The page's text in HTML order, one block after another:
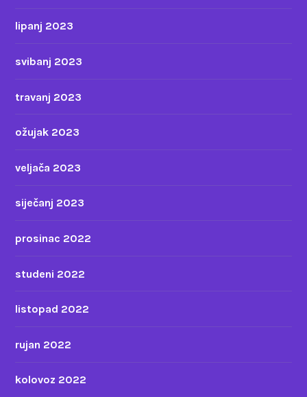
lipanj 2023
svibanj 2023
travanj 2023
ožujak 2023
veljača 2023
siječanj 2023
prosinac 2022
studeni 2022
listopad 2022
rujan 2022
kolovoz 2022